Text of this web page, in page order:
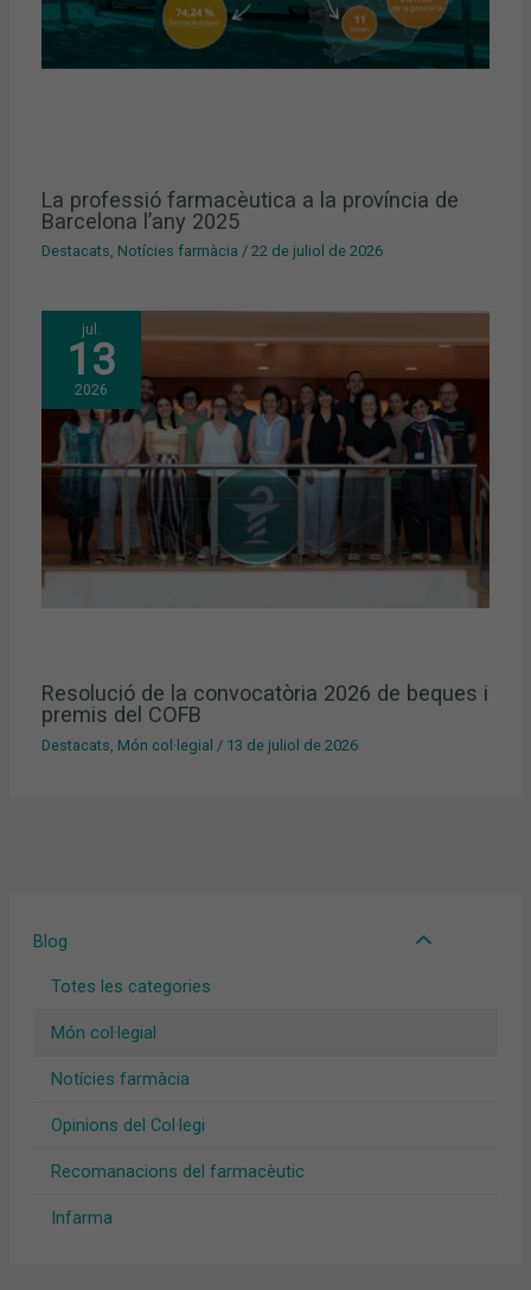
Blog
Totes les categories
Món col·legial
Notícies farmàcia
Opinions del Col·legi
Recomanacions del farmacèutic
Infarma
La professió farmacèutica a la província de
Barcelona l’any 2025
Destacats, Notícies farmàcia /22 de juliol de 2026
jul.
13
2026
Resolució de la convocatòria 2026 de beques i
premis del COFB
Destacats Món col·legial / 13 de juliol de 2026